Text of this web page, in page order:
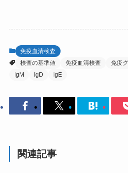
免疫血清検査
検査の基準値
免疫血清検査 免疫
IgM
IgD IgE
関連記事